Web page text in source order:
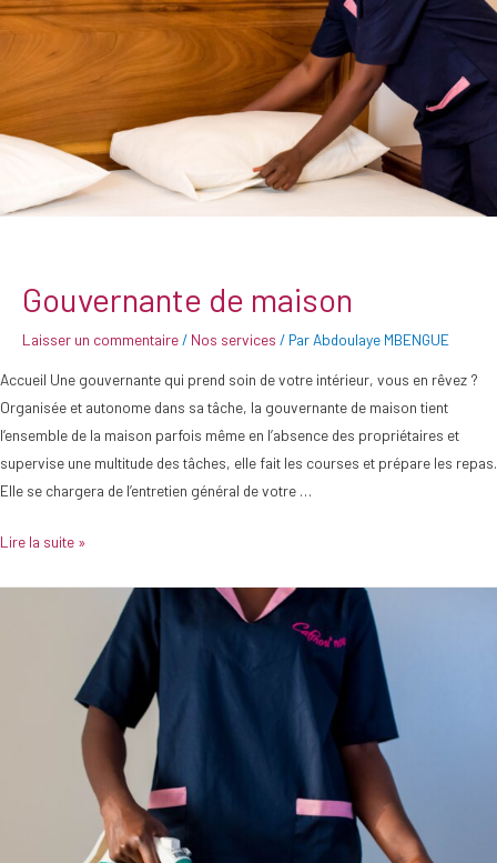
Gouvernante de maison
Laisser un commentaire/ Nos services / Par Abdoulaye MBENGUE
Accueil Une gouvernante qui prend soin de votre intérieur, vous en rêvez ?
Organisée et autonome dans sa tâche, la gouvernante de maison tient
l’ensemble de la maison parfois même en l’absence des propriétaires et
supervise une multitude des tâches, elle fait les courses et prépare les repas.
Elle se chargera de l’entretien général de votre …
Lire la suite »